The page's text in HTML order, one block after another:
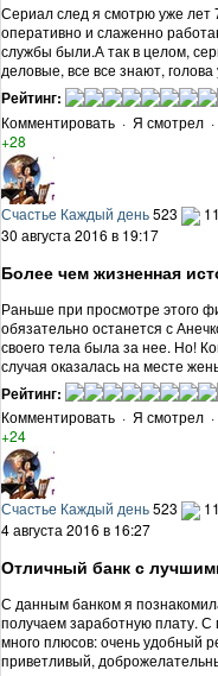
Сериал след я смотрю уже лет
оперативно и слаженно
службы были.А так в целом,
деловые, все все знают, голова
Рейтинг:
Комментировать · Я смотрел ·
+28
Счастье Каждый день523
30 августа 2016 в 19:17
Более чем жизненная
Раньше при просмотре этого
обязательно останется с
своего тела была за нее. Но!
случая оказалась на месте
Рейтинг:
Комментировать · Я смотрел ·
+24
Счастье Каждый день523
4 августа 2016 в 16:27
Отличный банк с
С данным банком я
получаем заработную плату. С
много плюсов: очень удобный
приветливый,